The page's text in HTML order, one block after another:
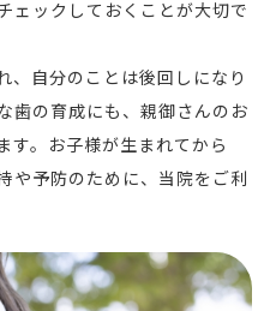
ェックしておくことが大切で
、自分のことは後回しになり
歯の育成にも、親御さんのお
す。お子様が生まれてから
や予防のために、当院をご利